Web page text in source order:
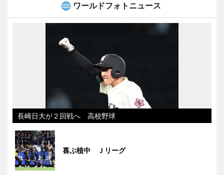
ワールドフォトニュース
長崎日大が２回戦へ 高校野球
喜ぶ植中 Ｊリーグ